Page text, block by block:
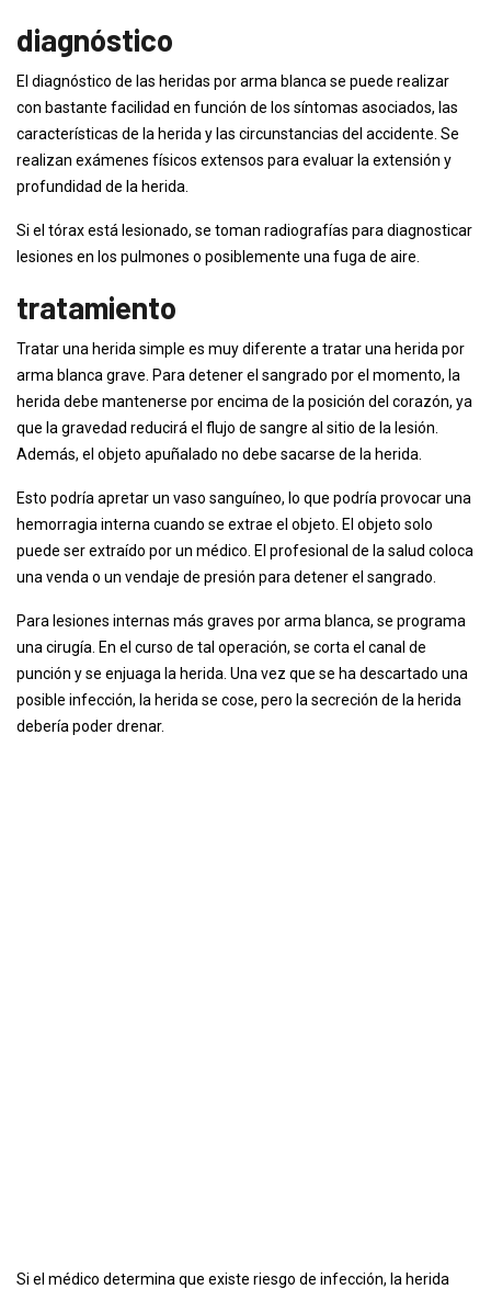
diagnóstico
El diagnóstico de las heridas por arma blanca se puede realizar
con bastante facilidad en función de los síntomas asociados, las
características de la herida y las circunstancias del accidente. Se
realizan exámenes físicos extensos para evaluar la extensión y
profundidad de la herida.
Si el tórax está lesionado, se toman radiografías para diagnosticar
lesiones en los pulmones o posiblemente una fuga de aire.
tratamiento
Tratar una herida simple es muy diferente a tratar una herida por
arma blanca grave. Para detener el sangrado por el momento, la
herida debe mantenerse por encima de la posición del corazón, ya
que la gravedad reducirá el flujo de sangre al sitio de la lesión.
Además, el objeto apuñalado no debe sacarse de la herida.
Esto podría apretar un vaso sanguíneo, lo que podría provocar una
hemorragia interna cuando se extrae el objeto. El objeto solo
puede ser extraído por un médico. El profesional de la salud coloca
una venda o un vendaje de presión para detener el sangrado.
Para lesiones internas más graves por arma blanca, se programa
una cirugía. En el curso de tal operación, se corta el canal de
punción y se enjuaga la herida. Una vez que se ha descartado una
posible infección, la herida se cose, pero la secreción de la herida
debería poder drenar.
Si el médico determina que existe riesgo de infección, la herida